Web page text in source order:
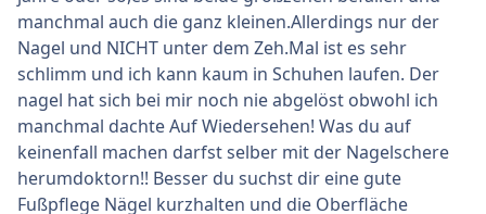
manchmal auch die ganz kleinen.Allerdings nur der
Nagel und NICHT unter dem Zeh.Mal ist es sehr
schlimm und ich kann kaum in Schuhen laufen. Der
nagel hat sich bei mir noch nie abgelöst obwohl ich
manchmal dachte Auf Wiedersehen! Was du auf
keinenfall machen darfst selber mit der Nagelschere
herumdoktorn!! Besser du suchst dir eine gute
Fußpflege Nägel kurzhalten und die Oberfläche